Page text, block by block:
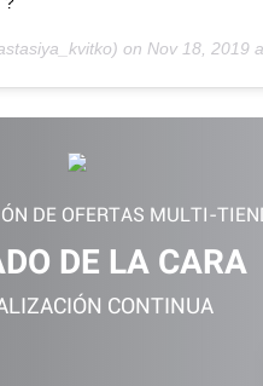
on Nov 18, 2019 at
DE OFERTAS MULTI-
DE LA CARA
CONTINUA